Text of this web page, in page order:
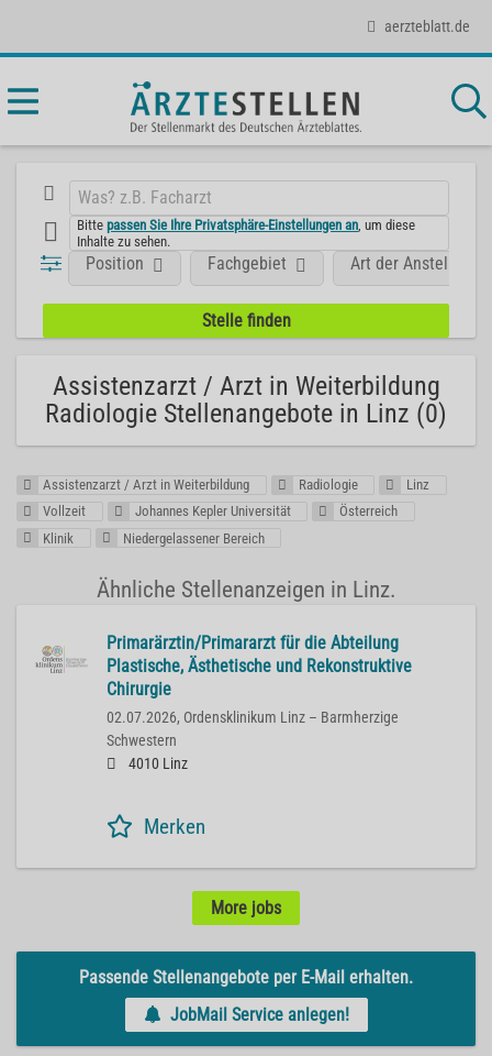
aerzteblatt.de
Bittepassen Sie Ihre Privatsphäre-Einstellungen an , um diese
Inhalte zu sehen.
Position Fachgebiet Art der Anstellung
Assistenzarzt / Arzt in Weiterbildung
Radiologie Stellenangebote in Linz (0)
Assistenzarzt / Arzt in Weiterbildung Radiologie
Linz
Vollzeit
Johannes Kepler Universität
Österreich
Klinik
Niedergelassener Bereich
Ähnliche Stellenanzeigen in Linz.
Primarärztin/Primararzt für die Abteilung
Plastische, Ästhetische und Rekonstruktive
Chirurgie
02.07.2026, Ordensklinikum Linz – Barmherzige
Schwestern
4010 Linz
Merken
More jobs
Passende Stellenangebote per E-Mail erhalten.
JobMail Service anlegen!